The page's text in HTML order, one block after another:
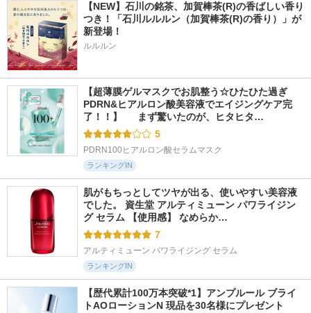
【NEW】石川の銘茶、加賀棒茶(R)の香ばしい香り
つき！「石川ルルルン（加賀棒茶(R)の香り）」が
新登場！
ルルルン
【超薄膜ゲルマスクでお肌整う☆ひたひた過ぎ
PDRN&ヒアルロン酸美容液でエイジングケア完
了！！】  　まず驚いたのが、ヒタヒタ…
5
PDRN100ヒアルロン酸セラムマスク
ランキングIN
肌がもちっとしてツヤが出る、使いやすい美容液
でした。 資生堂 アルティミューン パワライジン
グ セラム 【使用感】 なめらか…
7
アルティミューン パワライジング セラム
ランキングIN
【歴代累計100万本突破*1】アンプルール ブライ
トAOローションN 現品を30名様にプレゼント